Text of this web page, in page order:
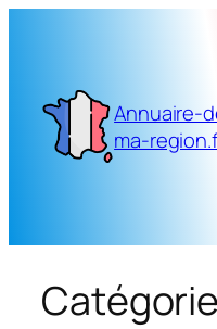
Annuaire-
ma-